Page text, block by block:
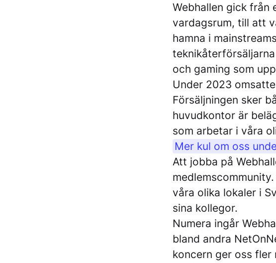
Webhallen gick från
vardagsrum, till att
hamna i
och gaming som
Under 2023
Försäljningen sker
huvudkontor är
som arbetar i våra
Mer kul om oss
Att jobba på
våra olika lokaler i
sina kollegor.
Numera ingår
bland andra
koncern ger oss